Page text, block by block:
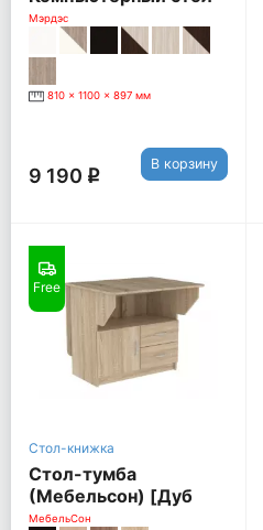
СКМ-55, Правый,
нельсон
Мэрдэс
810 x 1100 x 897 мм
9 190 q
В корзину
Free
Стол-книжка
Стол-тумба
(Мебельсон) [Дуб
Сонома]
МебельСон